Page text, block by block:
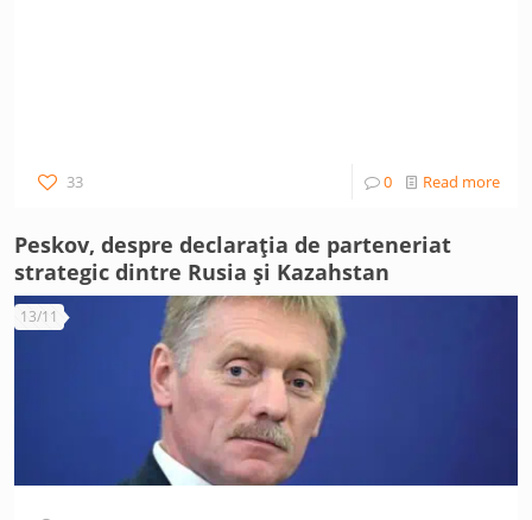
33 0 Read more
Peskov, despre declarația de parteneriat
strategic dintre Rusia și Kazahstan
13/11